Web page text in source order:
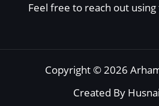
Feel free to reach out
Copyright © 2026
Created By